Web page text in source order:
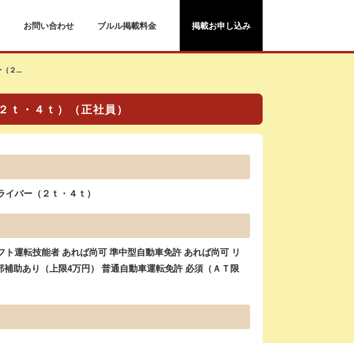
お問い合わせ ブルル掲載料金 掲載お申し込み
２...
ｔ・４ｔ）（正社員）
イバー（２ｔ・４ｔ）
運転技能者 あれば尚可 準中型自動車免許 あれば尚可 リ
助あり（上限4万円） 普通自動車運転免許 必須（ＡＴ限